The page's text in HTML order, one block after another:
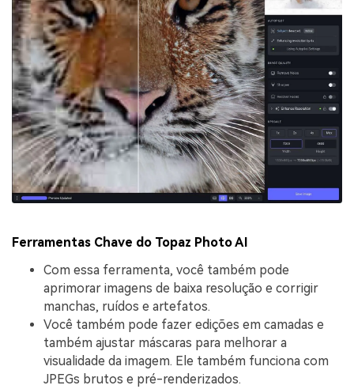
Ferramentas Chave do Topaz Photo AI
Com essa ferramenta, você também pode
aprimorar imagens de baixa resolução e corrigir
manchas, ruídos e artefatos.
Você também pode fazer edições em camadas e
também ajustar máscaras para melhorar a
visualidade da imagem. Ele também funciona com
JPEGs brutos e pré-renderizados.